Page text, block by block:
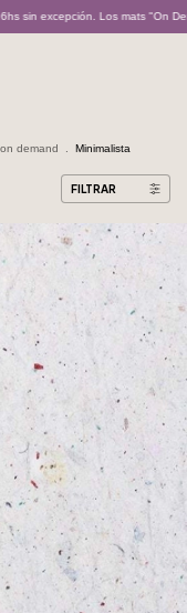
excepción. Los mats "On
demand Minimalista
FILTRAR